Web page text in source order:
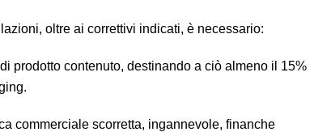
oltre ai correttivi indicati, è necessario:
prodotto contenuto, destinando a ciò almeno il 15%
commerciale scorretta, ingannevole, finanche